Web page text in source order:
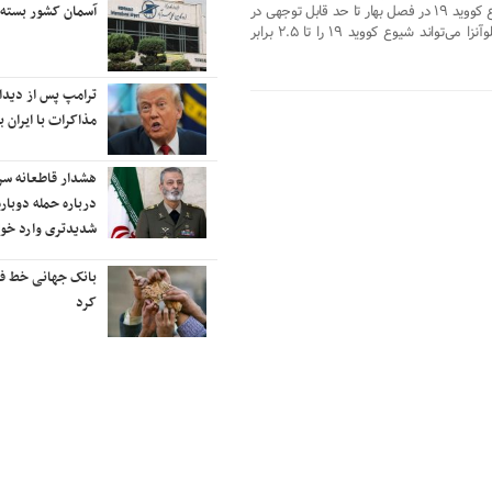
یک مدل ریاضی نشان دادند کاهش شیوع کووید ۱۹ در فصل بهار تا حد قابل توجهی در
اثر پایان فصل آنفلوآنزا بوده است و آنفلوآنزا می‌تواند شیوع کووید ۱۹ را تا ۲.۵ برابر
آسمان کشور بسته شد
رایزنی برای
نفتکش ایرانی
آب‌های سرزمینی
ادامه حملات
نقاط مختلف
موشکی ایران به
شنیده شدن
شهرهای ایران